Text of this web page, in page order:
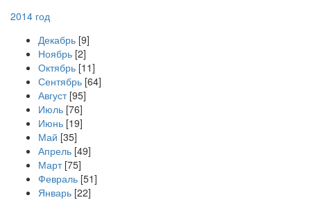
2014 год
Декабрь [9]
Ноябрь [2]
Октябрь [11]
Сентябрь [64]
Август[95]
Июль [76]
Июнь [19]
Май [35]
Апрель [49]
Март[75]
Февраль [51]
Январь [22]